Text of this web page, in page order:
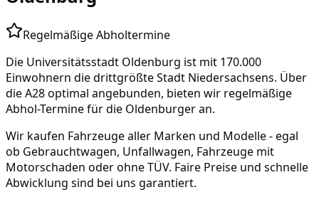
Regelmäßige Abholtermine
Die Universitätsstadt Oldenburg ist mit 170.000
Einwohnern die drittgrößte Stadt Niedersachsens. Über
die A28 optimal angebunden, bieten wir regelmäßige
Abhol-Termine für die Oldenburger an.
Wir kaufen Fahrzeuge aller Marken und Modelle - egal
ob Gebrauchtwagen, Unfallwagen, Fahrzeuge mit
Motorschaden oder ohne TÜV. Faire Preise und schnelle
Abwicklung sind bei uns garantiert.